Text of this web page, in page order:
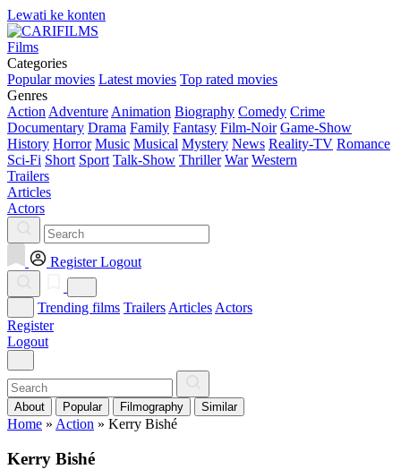
Lewati ke konten
Films
Categories
Popular movies Latest movies Top rated movies
Genres
Action Adventure Animation Biography Comedy Crime
Documentary Drama Family Fantasy Film-Noir Game-Show
History Horror Music Musical Mystery News Reality-TV Romance
Sci-Fi Short Sport Talk-Show Thriller War Western
Trailers
Articles
Actors
Register Logout
Trending films Trailers Articles Actors
Register
Logout
About Popular Filmography Similar
Home » Action » Kerry Bishé
Kerry Bishé